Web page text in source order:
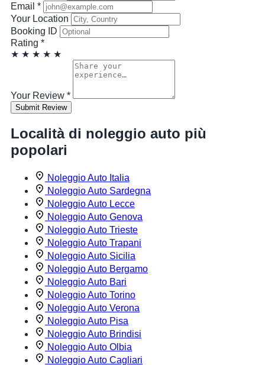
Email *
Your Location
Booking ID
Rating *
★ ★ ★ ★ ★
Your Review *
Submit Review
Località di noleggio auto più
popolari
Noleggio Auto Italia
Noleggio Auto Sardegna
Noleggio Auto Lecce
Noleggio Auto Genova
Noleggio Auto Trieste
Noleggio Auto Trapani
Noleggio Auto Sicilia
Noleggio Auto Bergamo
Noleggio Auto Bari
Noleggio Auto Torino
Noleggio Auto Verona
Noleggio Auto Pisa
Noleggio Auto Brindisi
Noleggio Auto Olbia
Noleggio Auto Cagliari